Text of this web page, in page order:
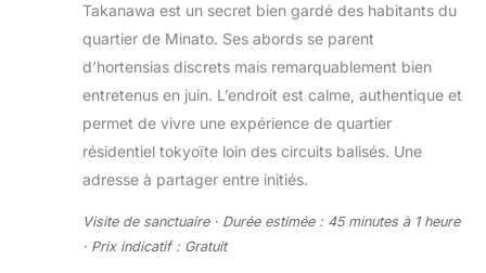
Takanawa est un secret bien gardé des habitants du
quartier de Minato. Ses abords se parent
d’hortensias discrets mais remarquablement bien
entretenus en juin. L’endroit est calme, authentique et
permet de vivre une expérience de quartier
résidentiel tokyoïte loin des circuits balisés. Une
adresse à partager entre initiés.
Visite de sanctuaire · Durée estimée : 45 minutes à 1 heure
· Prix indicatif : Gratuit